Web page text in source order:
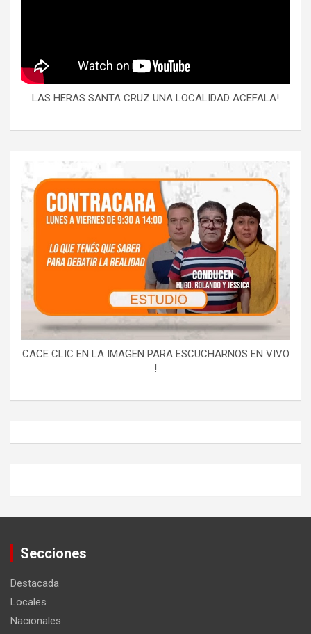
LAS HERAS SANTA CRUZ UNA LOCALIDAD ACEFALA!
CACE CLIC EN LA IMAGEN PARA ESCUCHARNOS EN VIVO
!
Secciones
Destacada
Locales
Nacionales